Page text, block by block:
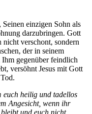
einzigen Sohn als
darzubringen. Gott
nicht verschont, sondern
der in seinem
gegenüber feindlich
versöhnt Jesus mit Gott
euch heilig und tadellos
Angesicht, wenn ihr
und euch nicht